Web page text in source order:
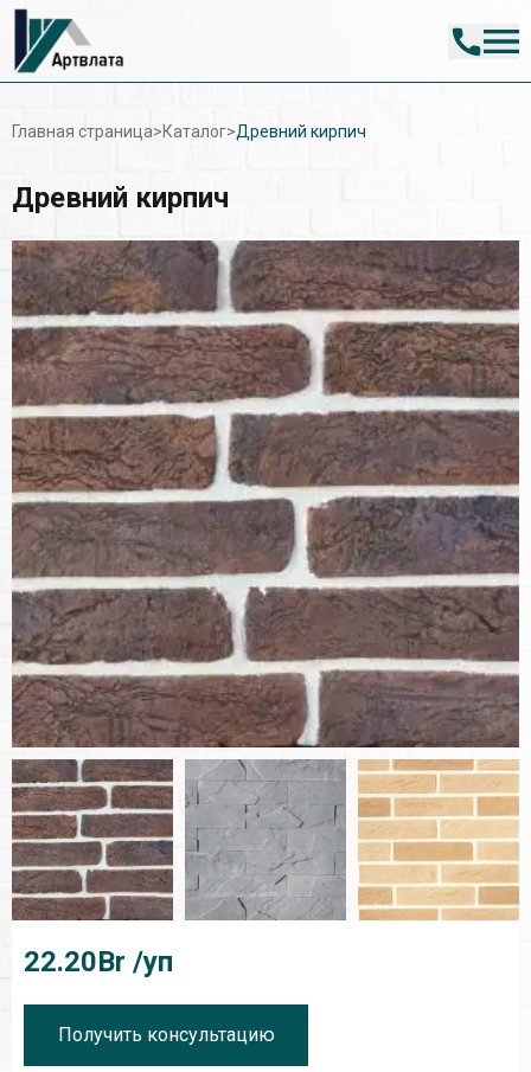
Главная страница>Каталог>Древний кирпич
Древний кирпич
22.20Br /уп
Получить консультацию